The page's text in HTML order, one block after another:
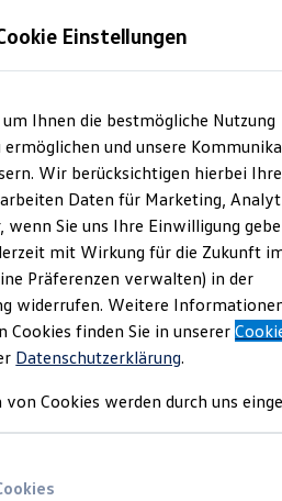
und Gebrauchtwagen
Einstellungen
Ihnen die bestmögliche Nutzung
ermöglichen und unsere
Wir berücksichtigen hierbei Ihre
Daten für Marketing,
wenn Sie uns Ihre Einwilligung
mit Wirkung für die Zukunft
Präferenzen verwalten) in der
widerrufen. Weitere
Cookies finden Sie in unserer
Datenschutzerklärung.
von Cookies werden durch uns